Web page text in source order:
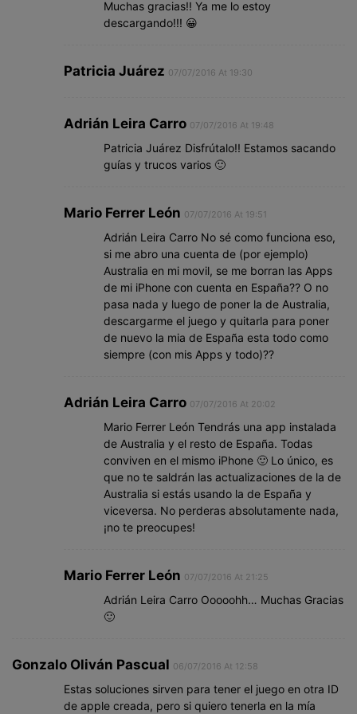
Muchas gracias!! Ya me lo estoy
descargando!!! 😀
Patricia Juárez 07/07/2016 At 19:30
Adrián Leira Carro 07/07/2016 At 19:48
Patricia Juárez Disfrútalo!! Estamos sacando
guías y trucos varios 🙂
Mario Ferrer León 07/07/2016 At 19:51
Adrián Leira Carro No sé como funciona eso,
si me abro una cuenta de (por ejemplo)
Australia en mi movil, se me borran las Apps
de mi iPhone con cuenta en España?? O no
pasa nada y luego de poner la de Australia,
descargarme el juego y quitarla para poner
de nuevo la mia de España esta todo como
siempre (con mis Apps y todo)??
Adrián Leira Carro 07/07/2016 At 20:02
Mario Ferrer León Tendrás una app instalada
de Australia y el resto de España. Todas
conviven en el mismo iPhone 🙂 Lo único, es
que no te saldrán las actualizaciones de la de
Australia si estás usando la de España y
viceversa. No perderas absolutamente nada,
¡no te preocupes!
Mario Ferrer León 07/07/2016 At 21:25
Adrián Leira Carro Ooooohh… Muchas Gracias
🙂
Gonzalo Oliván Pascual 06/07/2016 At 12:58
Estas soluciones sirven para tener el juego en otra ID
de apple creada, pero si quiero tenerla en la mía